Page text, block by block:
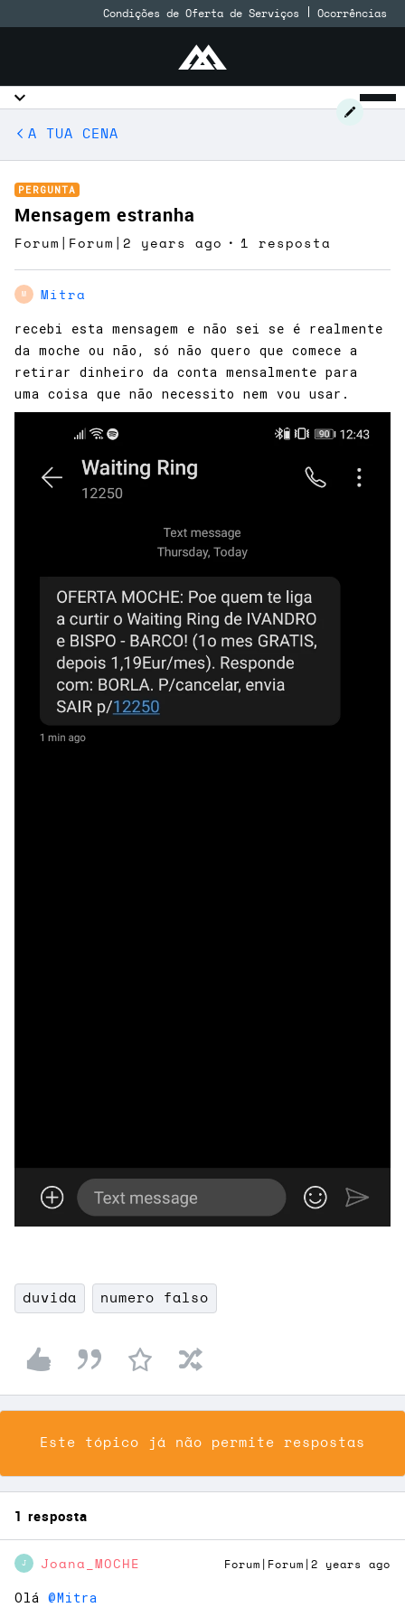
Condições de Oferta de Serviços Ocorrências
A TUA CENA
PERGUNTA
Mensagem estranha
Forum|Forum|2 years ago 1 resposta
M Mitra
recebi esta mensagem e não sei se é realmente
da moche ou não, só não quero que comece a
retirar dinheiro da conta mensalmente para
uma coisa que não necessito nem vou usar.
duvida numero falso
Este tópico já não permite respostas
1 resposta
J Joana_MOCHE Forum|Forum|2 years ago
Olá @Mitra